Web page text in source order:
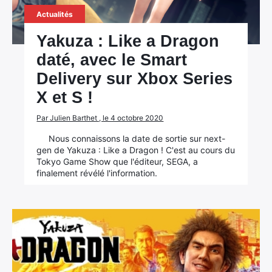
Actualités
Yakuza : Like a Dragon
daté, avec le Smart
Delivery sur Xbox Series
X et S !
Par Julien Barthet , le 4 octobre 2020
Nous connaissons la date de sortie sur next-
gen de Yakuza : Like a Dragon ! C'est au cours du
Tokyo Game Show que l'éditeur, SEGA, a
finalement révélé l'information.